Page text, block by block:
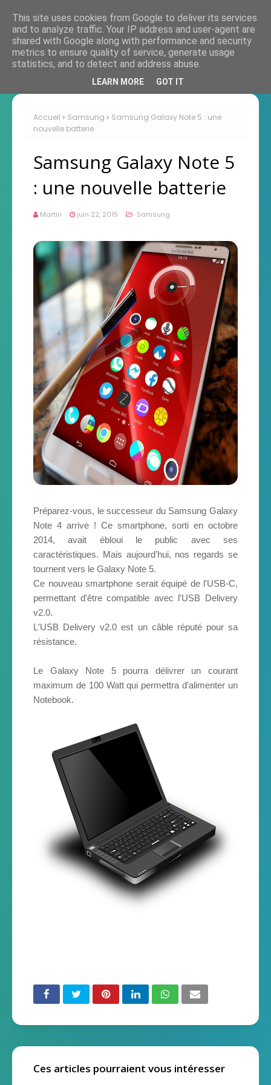
Accueil Samsung
Samsung Galaxy Note 5 : une
nouvelle batterie
Samsung Galaxy Note 5
: une nouvelle batterie
Martin juin 22, 2015 Samsung
Préparez-vous, le successeur du Samsung Galaxy
Note 4 arrive ! Ce smartphone, sorti en octobre
2014, avait ébloui le public avec ses
caractéristiques. Mais aujourd'hui, nos regards se
tournent vers le Galaxy Note 5.
Ce nouveau smartphone serait équipé de l'USB-C,
permettant d'être compatible avec l'USB Delivery
v2.0.
L'USB Delivery v2.0 est un câble réputé pour sa
résistance.
Le Galaxy Note 5 pourra délivrer un courant
maximum de 100 Watt qui permettra d'alimenter un
Notebook.
Ces articles pourraient vous intéresser
This site uses cookies from Google to deliver its services
and to analyze traffic. Your IP address and user-agent are
shared with Google along with performance and security
metrics to ensure quality of service, generate usage
statistics, and to detect and address abuse.
LEARN MORE GOT IT